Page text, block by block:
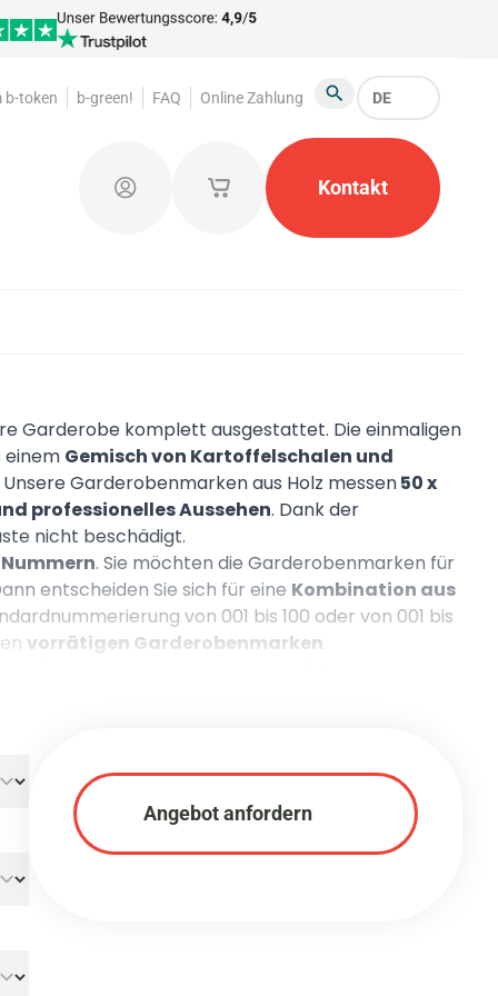
b-token b-green! FAQ Online Zahlung
Suche
DE
Garderobenmarken Werbeartikel
Einloggen Meine gespeicherten Warenkörbe
Kontakt
Garderobe komplett ausgestattet. Die einmaligen
einem Gemisch von Kartoffelschalen und
Unsere Garderobenmarken aus Holz messen50 x
professionelles Aussehen. Dank der
nicht beschädigt.
. Sie möchten die Garderobenmarken für
entscheiden Sie sich für eine Kombination aus
von 001 bis 100 oder von 001 bis
vorrätigen Garderobenmarken
Angebot anfordern